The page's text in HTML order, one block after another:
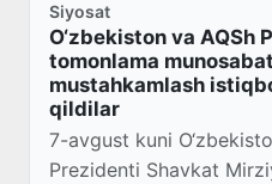
Siyosat
O‘zbekiston va
tomonlama
mustahkamlash
qildilar
7-avgust kuni
Prezidenti Shavkat